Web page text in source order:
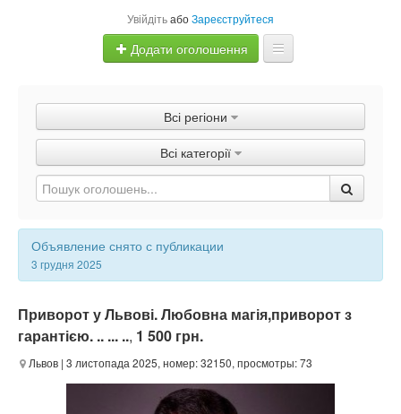
УвійдітьабоЗареєструйтеся
Додати оголошення
Оголошення
Швидка продаж
Всі регіони
Всі категорії
Объявление снято с публикации
3 грудня 2025
Приворот у Львові. Любовна магія,приворот з
гарантією. .. ... .., 1 500 грн.
Львов | 3 листопада 2025, номер: 32150, просмотры: 73